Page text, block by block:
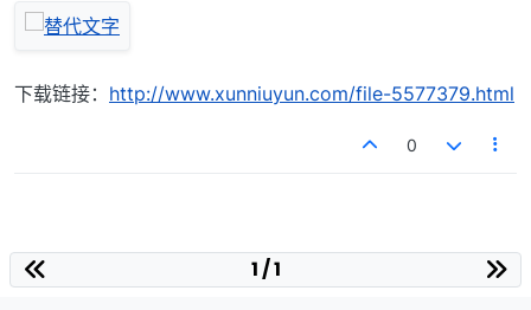
下载链接： http://www.xunniuyun.com/file-5577379.html
0
1 / 1